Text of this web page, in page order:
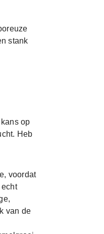
stank
op
Heb
voordat
van de